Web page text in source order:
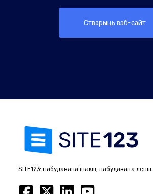
Стварыць вэб-сайт
SITE123: пабудавана інакш, пабудавана лепш.